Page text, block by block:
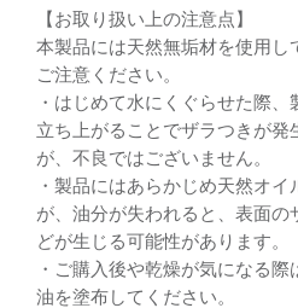
【お取り扱い上の注意点】
本製品には天然無垢材を使用し
ご注意ください。
・はじめて水にくぐらせた際
立ち上がることでザラつきが発
が、不良ではございません。
・製品にはあらかじめ天然オ
が、油分が失われると、表面の
どが生じる可能性があります。
・ご購入後や乾燥が気になる
油を塗布してください。